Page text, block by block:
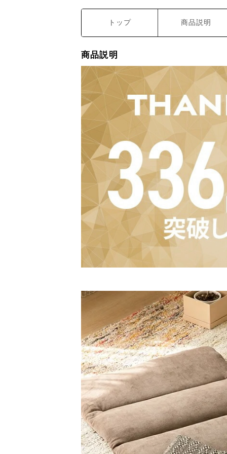
トップ 商品説明
商品説明